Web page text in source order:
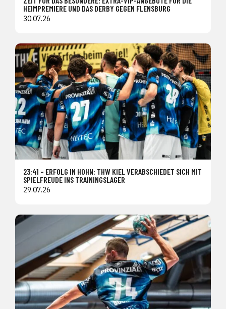
HEIMPREMIERE UND DAS DERBY GEGEN FLENSBURG
30.07.26
23:41 – ERFOLG IN HOHN: THW KIEL VERABSCHIEDET SICH MIT
SPIELFREUDE INS TRAININGSLAGER
29.07.26